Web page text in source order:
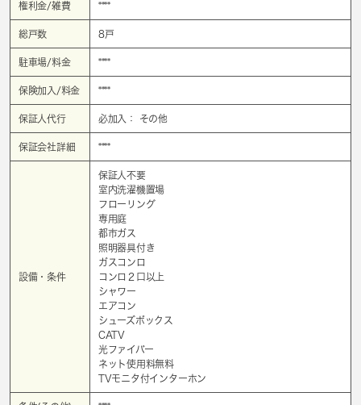
権利金/雑費 ****
総戸数 8戸
駐車場/料金 ****
保険加入/料金 ****
保証人代行 必加入： その他
保証会社詳細 ****
設備・条件
保証人不要
室内洗濯機置場
フローリング
専用庭
都市ガス
照明器具付き
ガスコンロ
コンロ２口以上
シャワー
エアコン
シューズボックス
CATV
光ファイバー
ネット使用料無料
TVモニタ付インターホン